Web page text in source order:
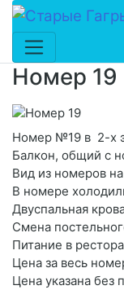
Номер 19
Номер №19 в 2-х
Балкон, общий с
Вид из номеров
В номере
Двуспальная
Смена
Питание в
Цена за весь
Цена указана без